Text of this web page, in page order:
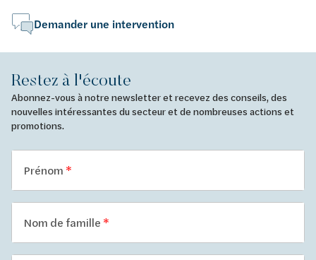
Demander une intervention
Restez à l'écoute
Abonnez-vous à notre newsletter et recevez des conseils, des
nouvelles intéressantes du secteur et de nombreuses actions et
promotions.
Prénom
Nom de famille